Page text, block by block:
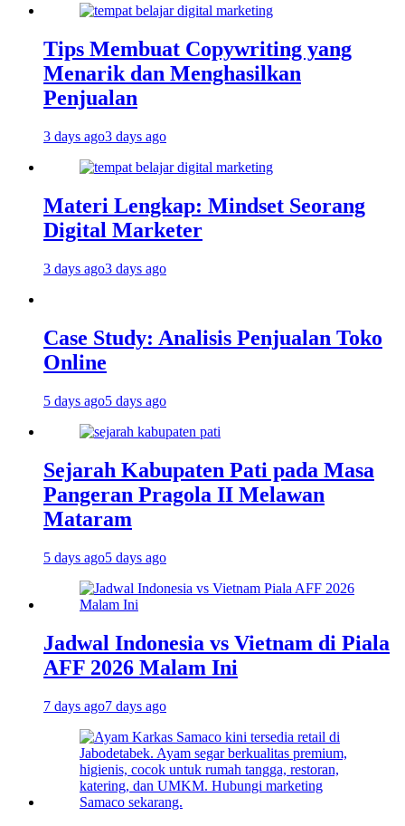
Tips Membuat Copywriting yang
Menarik dan Menghasilkan
Penjualan
3 days ago3 days ago
Materi Lengkap: Mindset Seorang
Digital Marketer
3 days ago3 days ago
Case Study: Analisis Penjualan Toko
Online
5 days ago5 days ago
Sejarah Kabupaten Pati pada Masa
Pangeran Pragola II Melawan
Mataram
5 days ago5 days ago
Jadwal Indonesia vs Vietnam di Piala
AFF 2026 Malam Ini
7 days ago7 days ago